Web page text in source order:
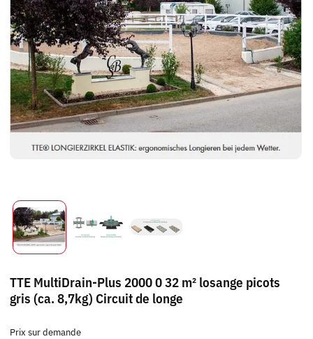
TTE MultiDrain-Plus 2000 0 32 m² losange picots
gris (ca. 8,7kg) Circuit de longe
Prix sur demande